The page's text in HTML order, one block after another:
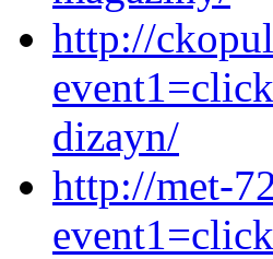
http://
dizayn/
http://met-